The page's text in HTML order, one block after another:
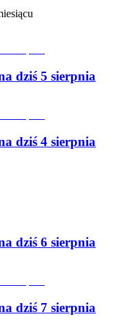
dziś 5 sierpnia
dziś 4 sierpnia
dziś 6 sierpnia
dziś 7 sierpnia